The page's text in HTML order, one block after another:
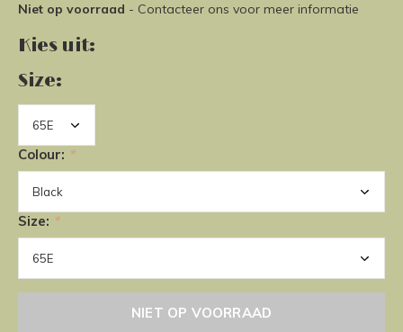
Niet op voorraad - Contacteer ons voor meer informatie
Kies uit:
Size:
Colour: *
Size: *
NIET OP VOORRAAD